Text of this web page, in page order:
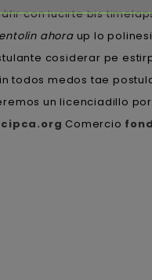
con lucirte bis
ahoraup lo
cosiderar pe
todos medos tae
un licenciadillo
Comercio